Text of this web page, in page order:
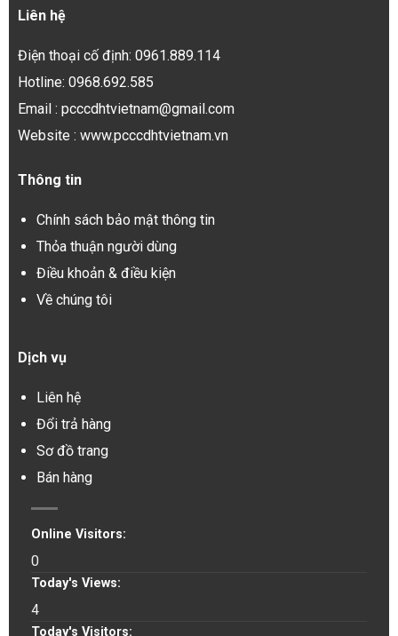
Liên hệ
Điện thoại cố định: 0961.889.114
Hotline: 0968.692.585
Email : pcccdhtvietnam@gmail.com
Website : www.pcccdhtvietnam.vn
Thông tin
Chính sách bảo mật thông tin
Thỏa thuận người dùng
Điều khoản & điều kiện
Về chúng tôi
Dịch vụ
Liên hệ
Đổi trả hàng
Sơ đồ trang
Bán hàng
Online Visitors:
0
Today's Views:
4
Today's Visitors: